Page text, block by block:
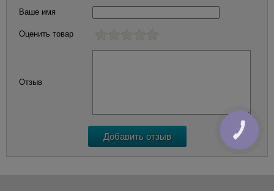
Ваше имя
Оценить товар
Отзыв
КНОПКА
ЗВ'ЯЗКУ